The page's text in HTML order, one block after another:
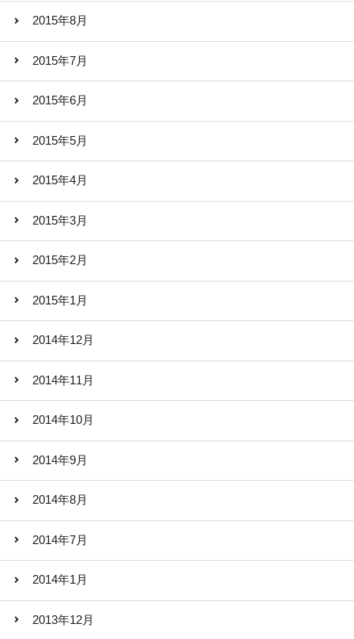
2015年8月
2015年7月
2015年6月
2015年5月
2015年4月
2015年3月
2015年2月
2015年1月
2014年12月
2014年11月
2014年10月
2014年9月
2014年8月
2014年7月
2014年1月
2013年12月